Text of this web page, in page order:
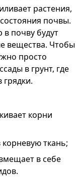
растения,
почвы.
почву будут
вещества. Чтобы
просто
в грунт, где
корни
ткань;
в себе